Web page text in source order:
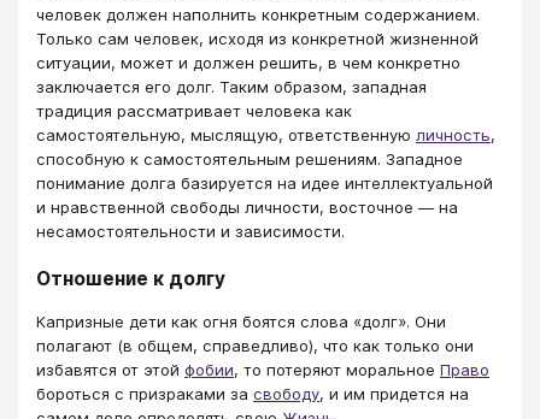
человек должен наполнить конкретным содержанием.
Только сам человек, исходя из конкретной жизненной
ситуации, может и должен решить, в чем конкретно
заключается его долг. Таким образом, западная
традиция рассматривает человека как
самостоятельную, мыслящую, ответственную личность,
способную к самостоятельным решениям. Западное
понимание долга базируется на идее интеллектуальной
и нравственной свободы личности, восточное — на
несамостоятельности и зависимости.
Отношение к долгу
Капризные дети как огня боятся слова «долг». Они
полагают (в общем, справедливо), что как только они
избавятся от этой фобии, то потеряют моральное Право
бороться с призраками за свободу, и им придется на